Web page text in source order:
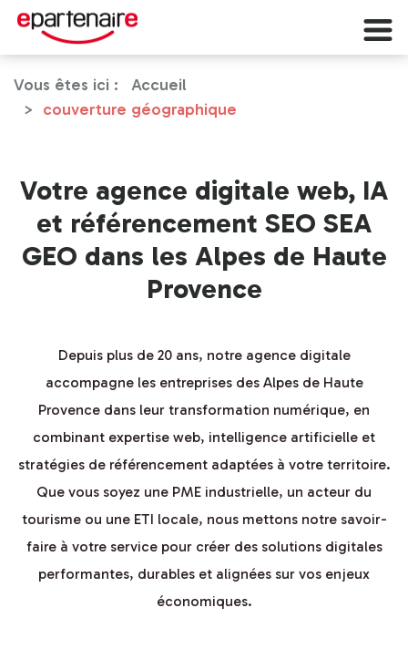
Vous êtes ici :
Accueil
couverture géographique
Votre agence digitale web, IA
et référencement SEO SEA
GEO dans les Alpes de Haute
Provence
Depuis plus de 20 ans, notre agence digitale
accompagne les entreprises des Alpes de Haute
Provence dans leur transformation numérique, en
combinant expertise web, intelligence artificielle et
stratégies de référencement adaptées à votre territoire.
Que vous soyez une PME industrielle, un acteur du
tourisme ou une ETI locale, nous mettons notre savoir-
faire à votre service pour créer des solutions digitales
performantes, durables et alignées sur vos enjeux
économiques.